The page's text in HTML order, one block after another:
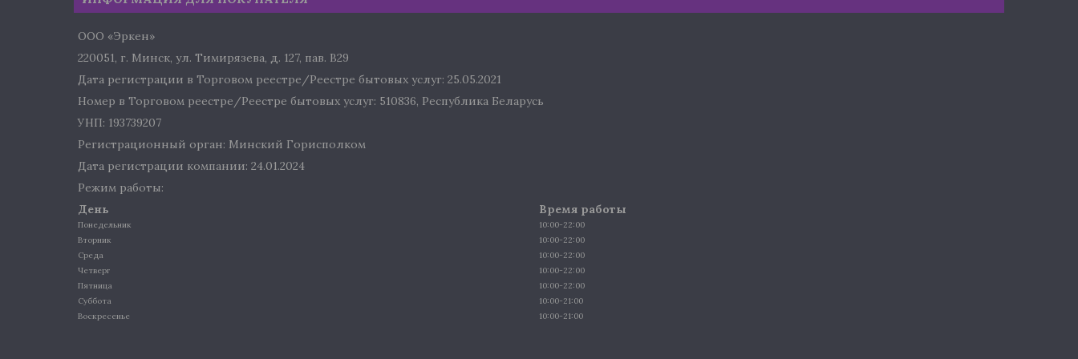
ООО «Эркен»
220051, г. Минск, ул. Тимирязева, д. 127, пав. В29
Дата регистрации в Торговом реестре/Реестре бытовых услуг: 25.05.2021
Номер в Торговом реестре/Реестре бытовых услуг: 510836, Республика Беларусь
УНП: 193739207
Регистрационный орган: Минский Горисполком
Дата регистрации компании: 24.01.2024
Режим работы:
День
Время работы
Понедельник
10:00-22:00
Вторник
10:00-22:00
Среда
10:00-22:00
Четверг
10:00-22:00
Пятница
10:00-22:00
Суббота
10:00-21:00
Воскресенье
10:00-21:00